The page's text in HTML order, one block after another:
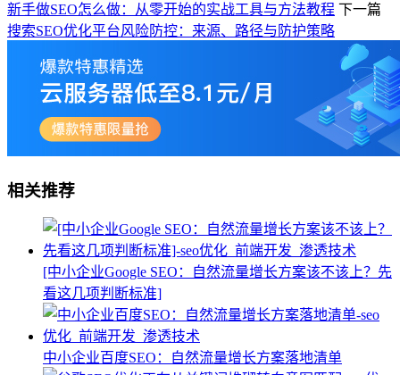
新手做SEO怎么做：从零开始的实战工具与方法教程 下一篇
搜索SEO优化平台风险防控：来源、路径与防护策略
相关推荐
[中小企业Google SEO：自然流量增长方案该不该上？先
看这几项判断标准]
中小企业百度SEO：自然流量增长方案落地清单